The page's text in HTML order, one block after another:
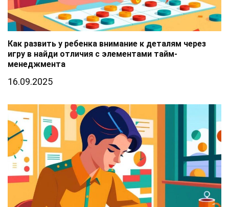
Как развить у ребенка внимание к деталям через
игру в найди отличия с элементами тайм-
менеджмента
16.09.2025